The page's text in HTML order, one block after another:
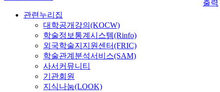
출력
관련누리집
대학공개강의(KOCW)
학술정보통계시스템(Rinfo)
외국학술지지원센터(FRIC)
학술관계분석서비스(SAM)
사서커뮤니티
기관회원
지식나눔(LOOK)